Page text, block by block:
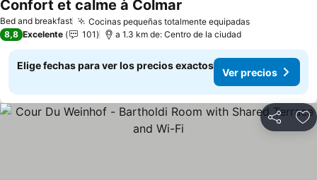
Bed and breakfast Cocinas pequeñas totalmente equipadas
Confort et calme à Colmar
8,8 Excelente 101 a 1.3 km de: Centro de la ciudad
Elige fechas para ver los precios exactos
Ver precios
Compartir